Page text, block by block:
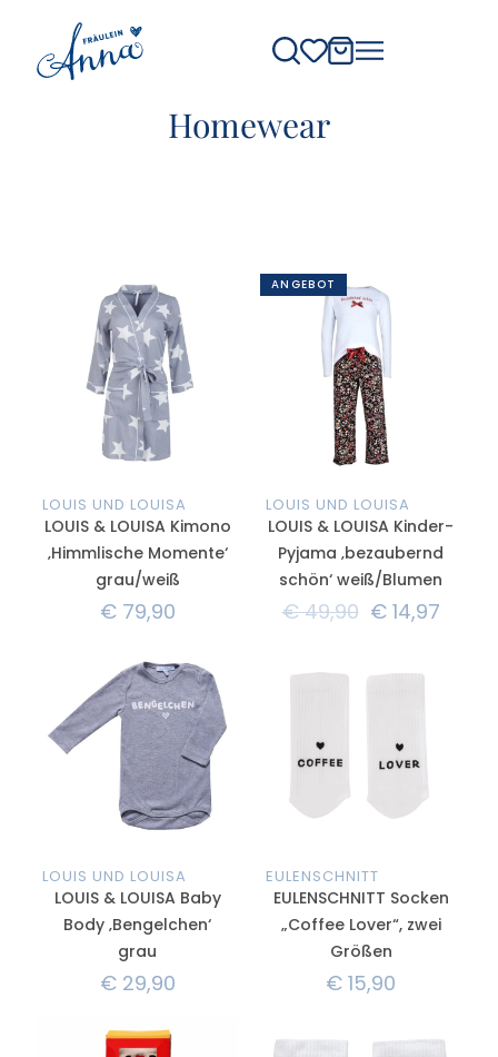
Homewear
LOUIS UND LOUISA
LOUIS & LOUISA Kimono
‚Himmlische Momente‘
grau/weiß
€79,90
ANGEBOT
LOUIS UND LOUISA
LOUIS & LOUISA Kinder-
Pyjama ‚bezaubernd
schön‘ weiß/Blumen
€49,90 €14,97
LOUIS UND LOUISA
LOUIS & LOUISA Baby
Body ‚Bengelchen‘
grau
€29,90
EULENSCHNITT
EULENSCHNITT Socken
„Coffee Lover“, zwei
Größen
€ 15,90